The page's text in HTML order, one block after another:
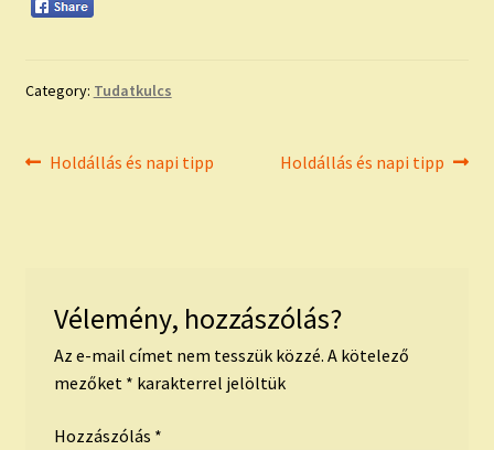
Category: Tudatkulcs
Bejegyzés
Previous
Holdállás és napi tipp
Next
Holdállás és napi tipp
Vélemény, hozzászólás?
Az e-mail címet nem tesszük közzé. A kötelező
mezőket * karakterrel jelöltük
Hozzászólás *